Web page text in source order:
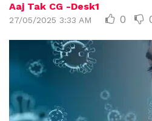
Aaj Tak CG -Desk1
27/05/2025 3:33 AM 0